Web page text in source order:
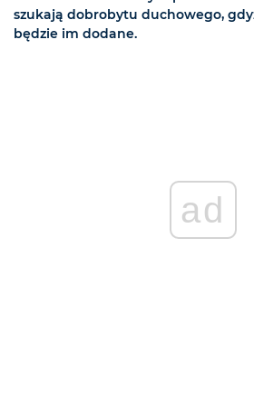
szukają dobrobytu duchowego,
będzie im dodane.
ad